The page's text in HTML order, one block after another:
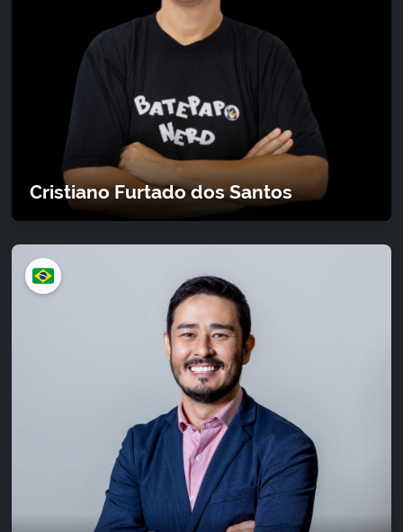
Cristiano Furtado dos Santos